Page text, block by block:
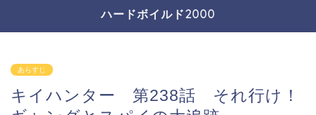
ハードボイルド2000
あらすじ
キイハンター 第238話 それ行け！